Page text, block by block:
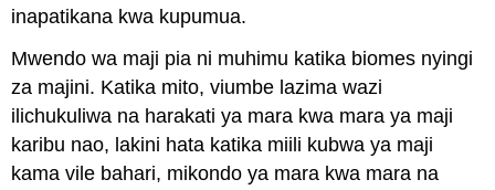
inapatikana kwa kupumua.
Mwendo wa maji pia ni muhimu katika biomes nyingi
za majini. Katika mito, viumbe lazima wazi
ilichukuliwa na harakati ya mara kwa mara ya maji
karibu nao, lakini hata katika miili kubwa ya maji
kama vile bahari, mikondo ya mara kwa mara na